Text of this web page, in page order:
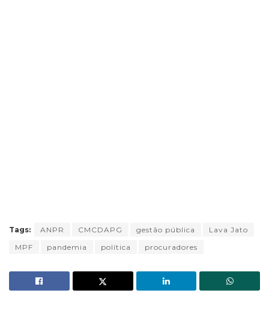
Tags: ANPR CMCDAPG gestão pública
Lava Jato
MPF
pandemia política procuradores